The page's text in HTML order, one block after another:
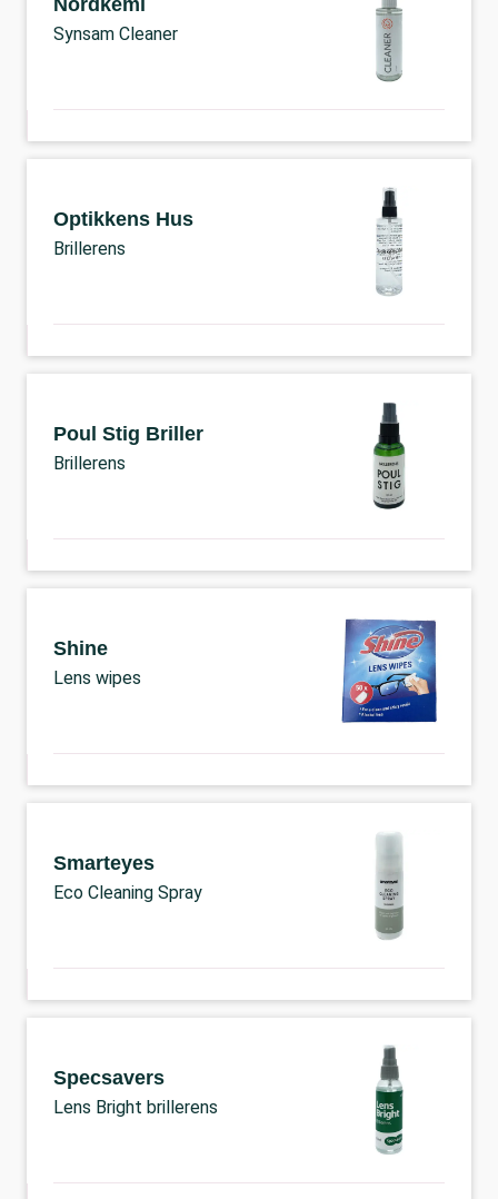
Nordkemi
Synsam Cleaner
Optikkens Hus
Brillerens
Poul Stig Briller
Brillerens
Shine
Lens wipes
Smarteyes
Eco Cleaning Spray
Specsavers
Lens Bright brillerens